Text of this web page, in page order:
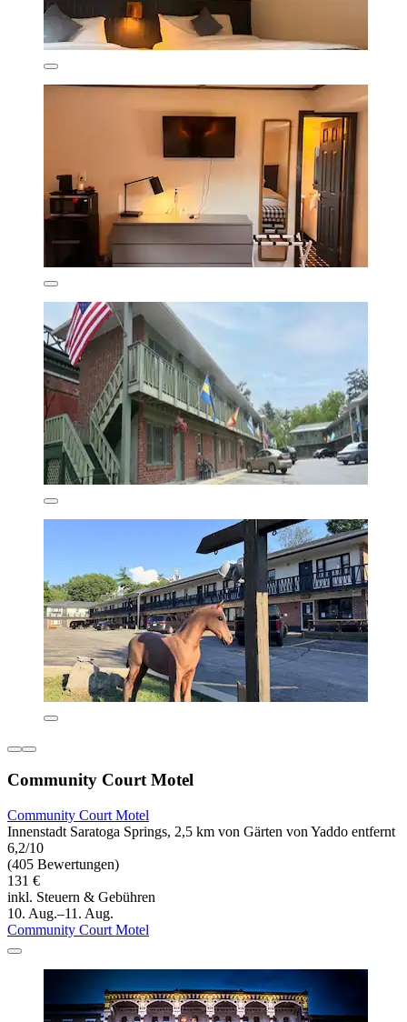
Community Court Motel
Community Court Motel
Innenstadt Saratoga Springs, 2,5 km von Gärten von Yaddo entfernt
6,2/10
(405 Bewertungen)
131 €
inkl. Steuern & Gebühren
10. Aug.–11. Aug.
Community Court Motel